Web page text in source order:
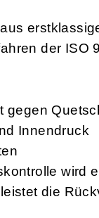
der ISO
gegen
Innendruck
wird
die